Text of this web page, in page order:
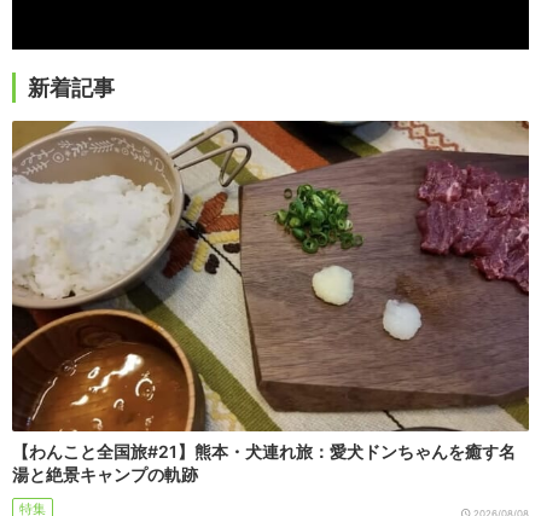
新着記事
【わんこと全国旅#21】熊本・犬連れ旅：愛犬ドンちゃんを癒す名
湯と絶景キャンプの軌跡
特集 2026/08/08